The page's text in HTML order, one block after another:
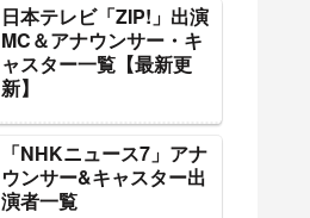
日本テレビ「ZIP!」出演
MC＆アナウンサー・キ
ャスター一覧【最新更
新】
「NHKニュース7」アナ
ウンサー&キャスター出
演者一覧